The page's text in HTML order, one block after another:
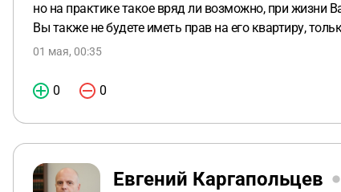
но на практике такое вряд ли возможно, при жизни
Вы также не будете иметь прав на его квартиру,
01 мая, 00:35
0 0
Евгений Каргапольцев